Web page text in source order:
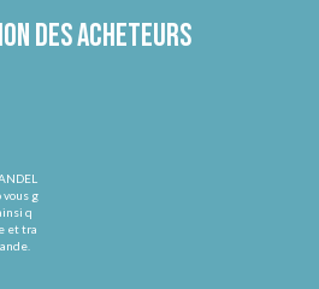
des acheteurs
vous g
q
et tra